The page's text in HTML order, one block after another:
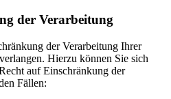
der Verarbeitung
der Verarbeitung Ihrer
Hierzu können Sie sich
auf Einschränkung der
Fällen: